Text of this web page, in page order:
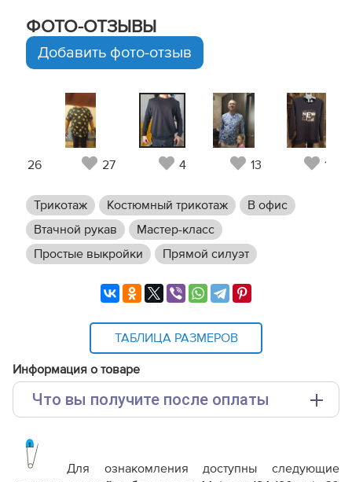
ФОТО-ОТЗЫВЫ
Добавить фото-отзыв
26 27 4 13 12
Трикотаж Костюмный трикотаж
В офис
Втачной рукав
Мастер-класс
Простые выкройки
Прямой силуэт
ТАБЛИЦА РАЗМЕРОВ
Информация о товаре
Что вы получите после оплаты
Выкройка PDF для печати на принтере A4 или
плоттере A0 с шириной печати 810мм в зависимости
от выбора формата
Для ознакомления доступны следующие